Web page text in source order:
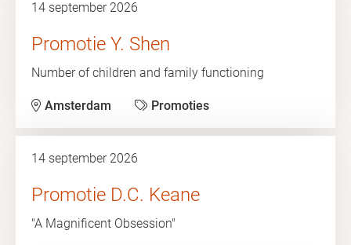
14 september 2026
Promotie Y. Shen
Number of children and family functioning
Amsterdam Promoties
14 september 2026
Promotie D.C. Keane
"A Magnificent Obsession"